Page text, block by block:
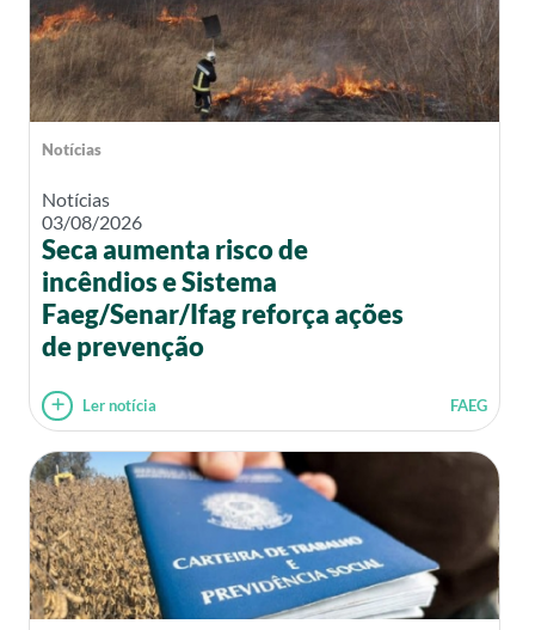
Notícias
Notícias
03/08/2026
Seca aumenta risco de
incêndios e Sistema
Faeg/Senar/Ifag reforça ações
de prevenção
Ler notícia FAEG